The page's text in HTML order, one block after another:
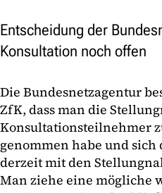
Entscheidung der
Konsultation noch offen
Die Bundesnetzagentur
ZfK, dass man die
Konsultationsteilnehmer
genommen habe und
derzeit mit den
Man ziehe eine mögliche